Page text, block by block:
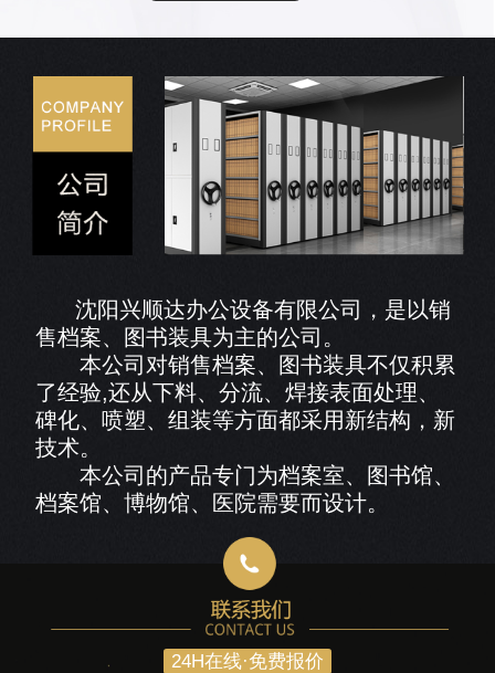
沈阳兴顺达办公设备有限公司，是以销
售档案、图书装具为主的公司。
本公司对销售档案、图书装具不仅积累
了经验,还从下料、分流、焊接表面处理、
碑化、喷塑、组装等方面都采用新结构，新
技术。
本公司的产品专门为档案室、图书馆、
档案馆、博物馆、医院需要而设计。
24H在线·免费报价